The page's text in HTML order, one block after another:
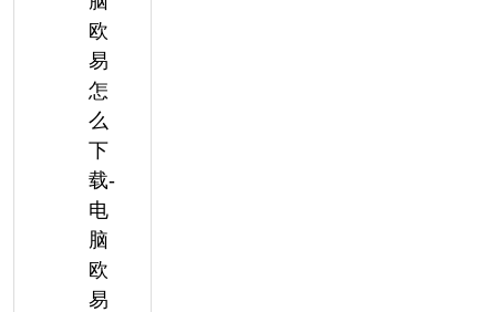
欧
易
怎
么
下
载-
电
脑
欧
易